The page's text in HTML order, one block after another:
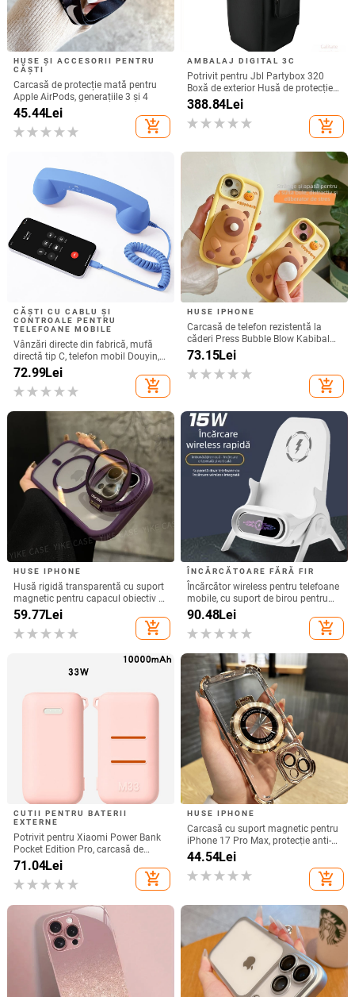
HUSE ȘI ACCESORII PENTRU
CĂȘTI
Carcasă de protecție mată pentru
Apple AirPods, generațiile 3 și 4
45.44Lei
add_shopping_cart
AMBALAJ DIGITAL 3C
Potrivit pentru Jbl Partybox 320
Boxă de exterior Husă de protecție
Stage 320 Audio Trolley Carcasă
anti-praf Husă
388.84Lei
add_shopping_cart
CĂȘTI CU CABLU ȘI
CONTROALE PENTRU
TELEFOANE MOBILE
Vânzări directe din fabrică, mufă
directă tip C, telefon mobil Douyin,
internet celebru, telefon mobil,
microfon electric, port C, căști cu fir,
cască
72.99Lei
add_shopping_cart
HUSE IPHONE
Carcasă de telefon rezistentă la
căderi Press Bubble Blow Kabibala
pentru iPhone 15, pentru Apple 12
13/14Pro Max 11
73.15Lei
add_shopping_cart
HUSE IPHONE
Husă rigidă transparentă cu suport
magnetic pentru capacul obiectiv –
pentru iPhone 17 Pro Max
59.77Lei
add_shopping_cart
ÎNCĂRCĂTOARE FĂRĂ FIR
Încărcător wireless pentru telefoane
mobile, cu suport de birou pentru
utilizare orizontală sau verticală,
QC3.0, 2 A, 15 W, Încărcare rapidă
90.48Lei
add_shopping_cart
CUTII PENTRU BATERII
EXTERNE
Potrivit pentru Xiaomi Power Bank
Pocket Edition Pro, carcasă de
protecție din silicon 33W 10000mA,
antiderapantă pentru Power Bank
71.04Lei
add_shopping_cart
HUSE IPHONE
Carcasă cu suport magnetic pentru
iPhone 17 Pro Max, protecție anti-
cadere la cele patru colțuri, finisaj
electroplacat din acrilic
44.54Lei
add_shopping_cart